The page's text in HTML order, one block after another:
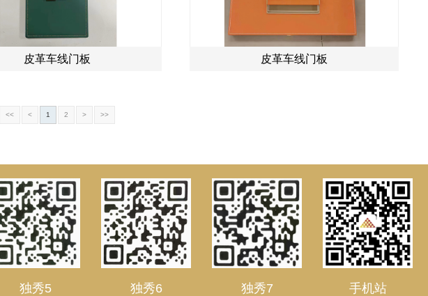
皮革车线门板 皮革车线门板
<< < 1 2 > >>
手机站
独秀7
独秀6
独秀5